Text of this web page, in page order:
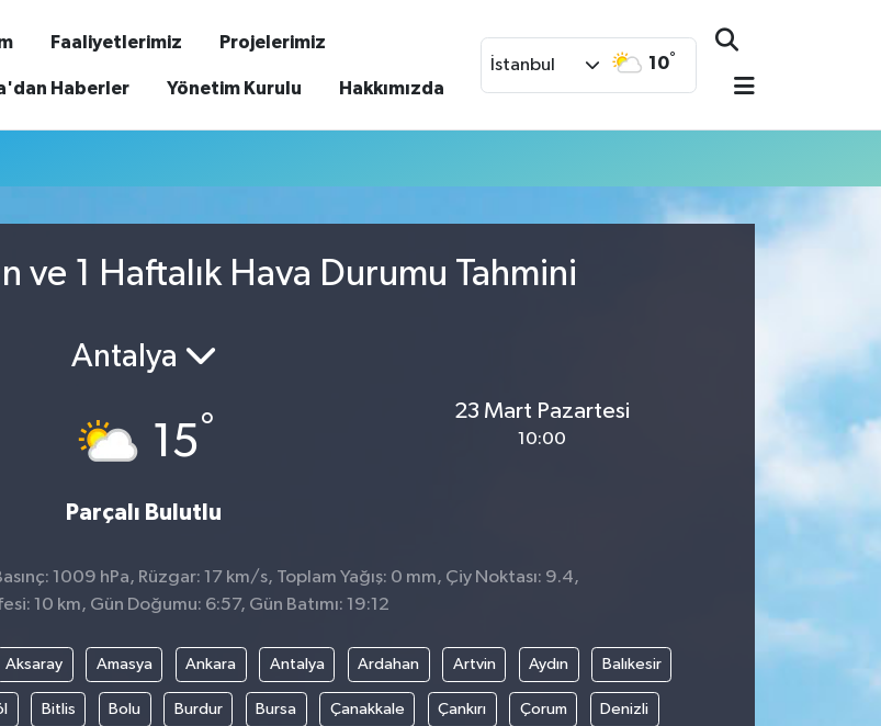
Faaliyetlerimiz Projelerimiz
Haberler Yönetim Kurulu Hakkımızda
İstanbul 10°
ve 1 Haftalık Hava Durumu Tahmini
Antalya
15°
Parçalı Bulutlu
23 Mart Pazartesi
10:00
1009 hPa, Rüzgar: 17 km/s, Toplam Yağış: 0 mm, Çiy Noktası: 9.4,
10 km, Gün Doğumu: 6:57, Gün Batımı: 19:12
Aksaray Amasya Ankara Antalya Ardahan Artvin Aydın Balıkesir
Bitlis Bolu Burdur Bursa Çanakkale Çankırı Çorum Denizli